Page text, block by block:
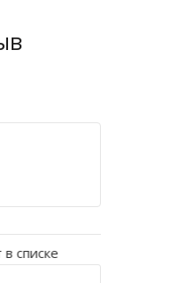
списке